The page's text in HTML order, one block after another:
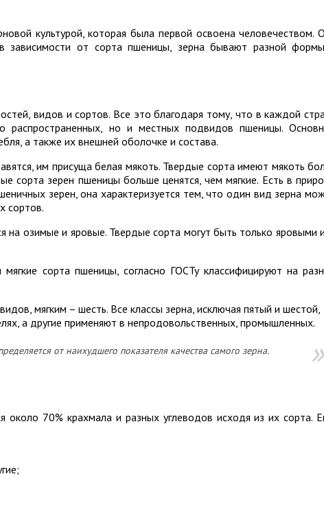
культурой, которая была первой освоена человечеством.
зависимости от сорта пшеницы, зерна бывают разной
видов и сортов. Все это благодаря тому, что в каждой
распространенных, но и местных подвидов пшеницы.
а также их внешней оболочке и состава.
им присуща белая мякоть. Твердые сорта имеют мякоть
сорта зерен пшеницы больше ценятся, чем мягкие. Есть в
зерен, она характеризуется тем, что один вид зерна
сортов.
на озимые и яровые. Твердые сорта могут быть только яровыми
сорта пшеницы, согласно ГОСТу классифицируют на
мягким – шесть. Все классы зерна, исключая пятый и шестой,
а другие применяют в непродовольственных, промышленных.
от наихудшего показателя качества самого зерна.
около 70% крахмала и разных углеводов исходя из их сорта.